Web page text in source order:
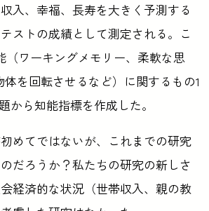
入、幸福、長寿を大きく予測する
ストの成績として測定される。こ
ワーキングメモリー、柔軟な思
を回転させるなど）に関するもの1
ら知能指標を作成した。
めてではないが、これまでの研究
だろうか？私たちの研究の新しさ
経済的な状況（世帯収入、親の教